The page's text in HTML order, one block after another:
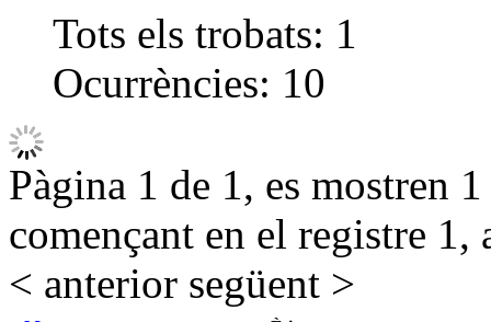
Tots els trobats: 1
Ocurrències: 10
Pàgina 1 de 1, es mostren
començant en el registre 1,
< anterior següent >